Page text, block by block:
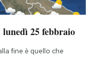
25 febbraio
fine è quello che